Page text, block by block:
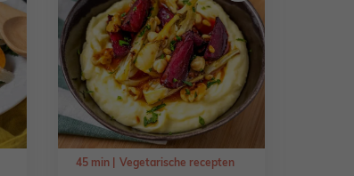
45 min Vegetarische recepten